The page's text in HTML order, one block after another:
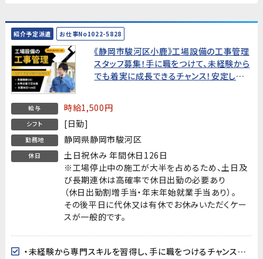
紹介予定派遣 お仕事No1022-5828
《静岡市駿河区小鹿》工場設備の工事管理
スタッフ募集！手に職をつけて、未経験から
でも着実に成長できるチャンス！安定した
給与 時給1,500円
シフト [日勤]
勤務地 静岡県静岡市駿河区
休日
土日祝休み 年間休日126日
※工場停止中の施工が大半を占めるため、土日及
び長期連休は高確率で休日出勤の必要あり
（休日出勤割増手当・年末年始就業手当あり）。
その後平日に代休又は有休でお休みいただくケー
スが一般的です。
・未経験から専門スキルを習得し、手に職をつけるチャンスです。